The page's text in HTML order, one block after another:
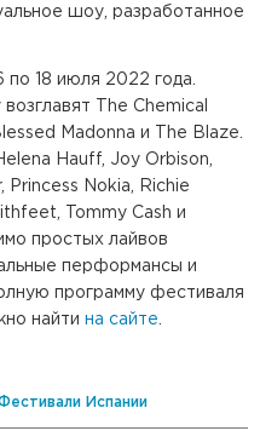
шоу, разработанное
по 18 июля 2022 года.
The Chemical
Madonna и The Blaze.
Hauff, Joy Orbison,
Princess Nokia, Richie
Tommy Cash и
простых лайвов
перформансы и
программу фестиваля
найти на сайте
Испании